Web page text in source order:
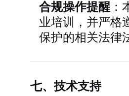
合规操作提醒
业培训，并严格
保护的相关法律
七、技术支持